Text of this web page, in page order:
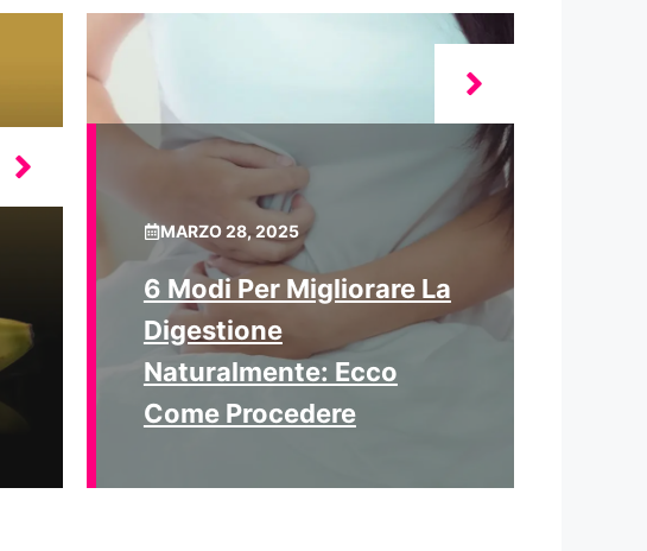
MARZO 28, 2025
6 Modi Per Migliorare La
Digestione
Naturalmente: Ecco
Come Procedere